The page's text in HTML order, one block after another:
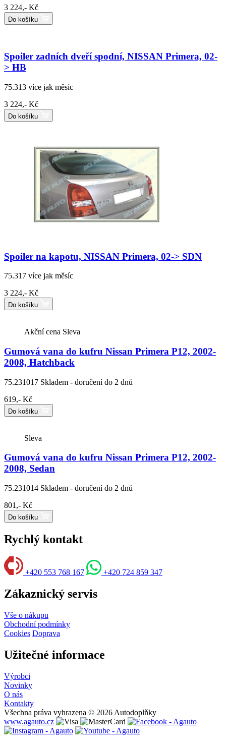
3 224,- Kč
Do košíku
Spoiler zadních dveří spodní, NISSAN Primera, 02-
> HB
75.313 více jak měsíc
3 224,- Kč
Do košíku
Spoiler na kapotu, NISSAN Primera, 02-> SDN
75.317 více jak měsíc
3 224,- Kč
Do košíku
Akční cena Sleva
Gumová vana do kufru Nissan Primera P12, 2002-
2008, Hatchback
75.231017 Skladem - doručení do 2 dnů
619,- Kč
Do košíku
Sleva
Gumová vana do kufru Nissan Primera P12, 2002-
2008, Sedan
75.231014 Skladem - doručení do 2 dnů
801,- Kč
Do košíku
Rychlý kontakt
+420 553 768 167 +420 724 859 347
Zákaznický servis
Vše o nákupu
Obchodní podmínky
Cookies Doprava
Užitečné informace
Výrobci
Novinky
O nás
Kontakty
Všechna práva vyhrazena © 2026 Autodoplňky
www.agauto.cz